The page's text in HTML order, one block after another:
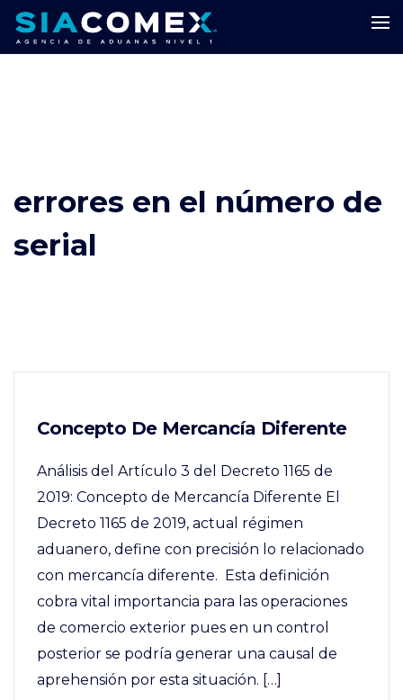
errores en el número de
serial
Concepto De Mercancía Diferente
Análisis del Artículo 3 del Decreto 1165 de
2019: Concepto de Mercancía Diferente El
Decreto 1165 de 2019, actual régimen
aduanero, define con precisión lo relacionado
con mercancía diferente. Esta definición
cobra vital importancia para las operaciones
de comercio exterior pues en un control
posterior se podría generar una causal de
aprehensión por esta situación. […]